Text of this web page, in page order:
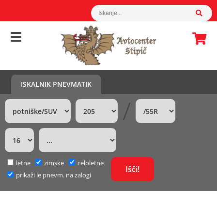
ISKALNIK PNEVMATIK
/
letne zimske
celoletne
prikaži le pnevm. na zalogi